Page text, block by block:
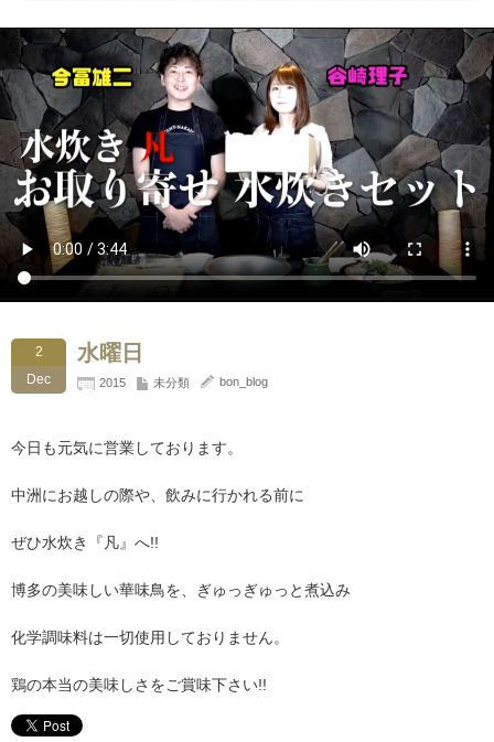
2
Dec
水曜日
2015 未分類 bon_blog
今日も元気に営業しております。
中洲にお越しの際や、飲みに行かれる前に
ぜひ水炊き『凡』へ!!
博多の美味しい華味鳥を、ぎゅっぎゅっと煮込み
化学調味料は一切使用しておりません。
鶏の本当の美味しさをご賞味下さい!!